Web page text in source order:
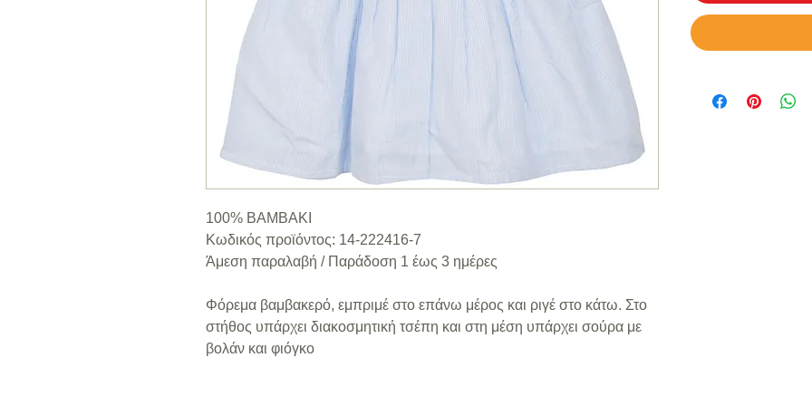
100% ΒΑΜΒΑΚΙ
Κωδικός προϊόντος: 14-222416-7
Άμεση παραλαβή / Παράδoση 1 έως 3 ημέρες
Φόρεμα βαμβακερό, εμπριμέ στο επάνω μέρος και ριγέ στο κάτω. Στο
στήθος υπάρχει διακοσμητική τσέπη και στη μέση υπάρχει σούρα με
βολάν και φιόγκο